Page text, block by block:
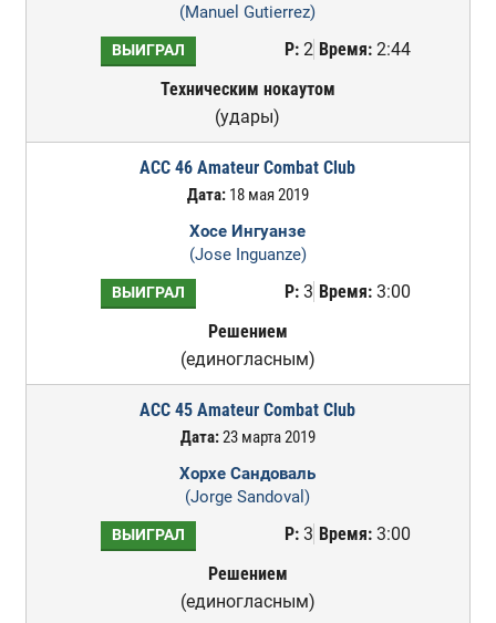
(Manuel Gutierrez)
ВЫИГРАЛ Р:2 Время:2:44
Техническим нокаутом
(удары)
ACC 46 Amateur Combat Club
Дата:18 мая 2019
Хосе Ингуанзе
(Jose Inguanze)
ВЫИГРАЛ Р:3 Время:3:00
Решением
(единогласным)
ACC 45 Amateur Combat Club
Дата:23 марта 2019
Хорхе Сандоваль
(Jorge Sandoval)
ВЫИГРАЛ Р:3 Время:3:00
Решением
(единогласным)